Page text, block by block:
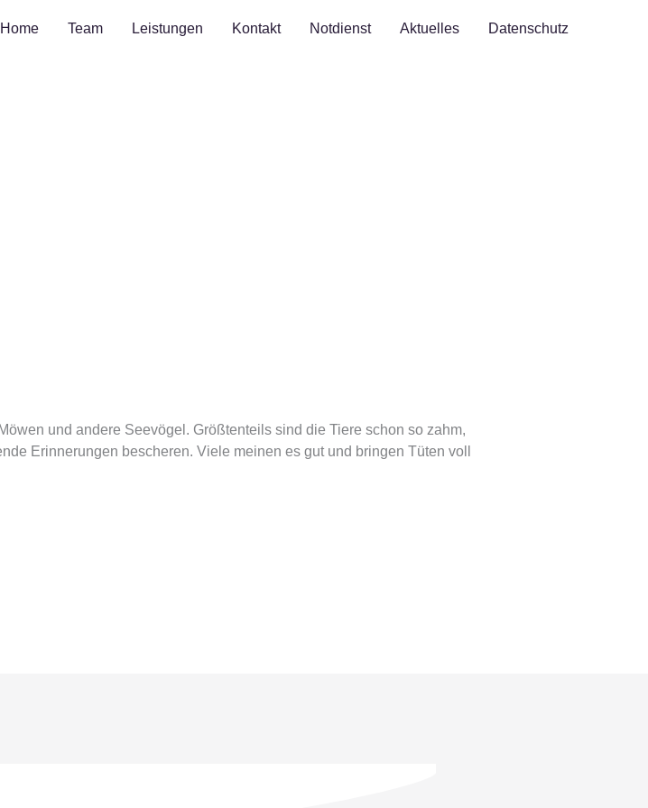
Home Team Leistungen Kontakt Notdienst Aktuelles Datenschutz
und andere Seevögel. Größtenteils sind die Tiere schon so zahm,
Erinnerungen bescheren. Viele meinen es gut und bringen Tüten voll